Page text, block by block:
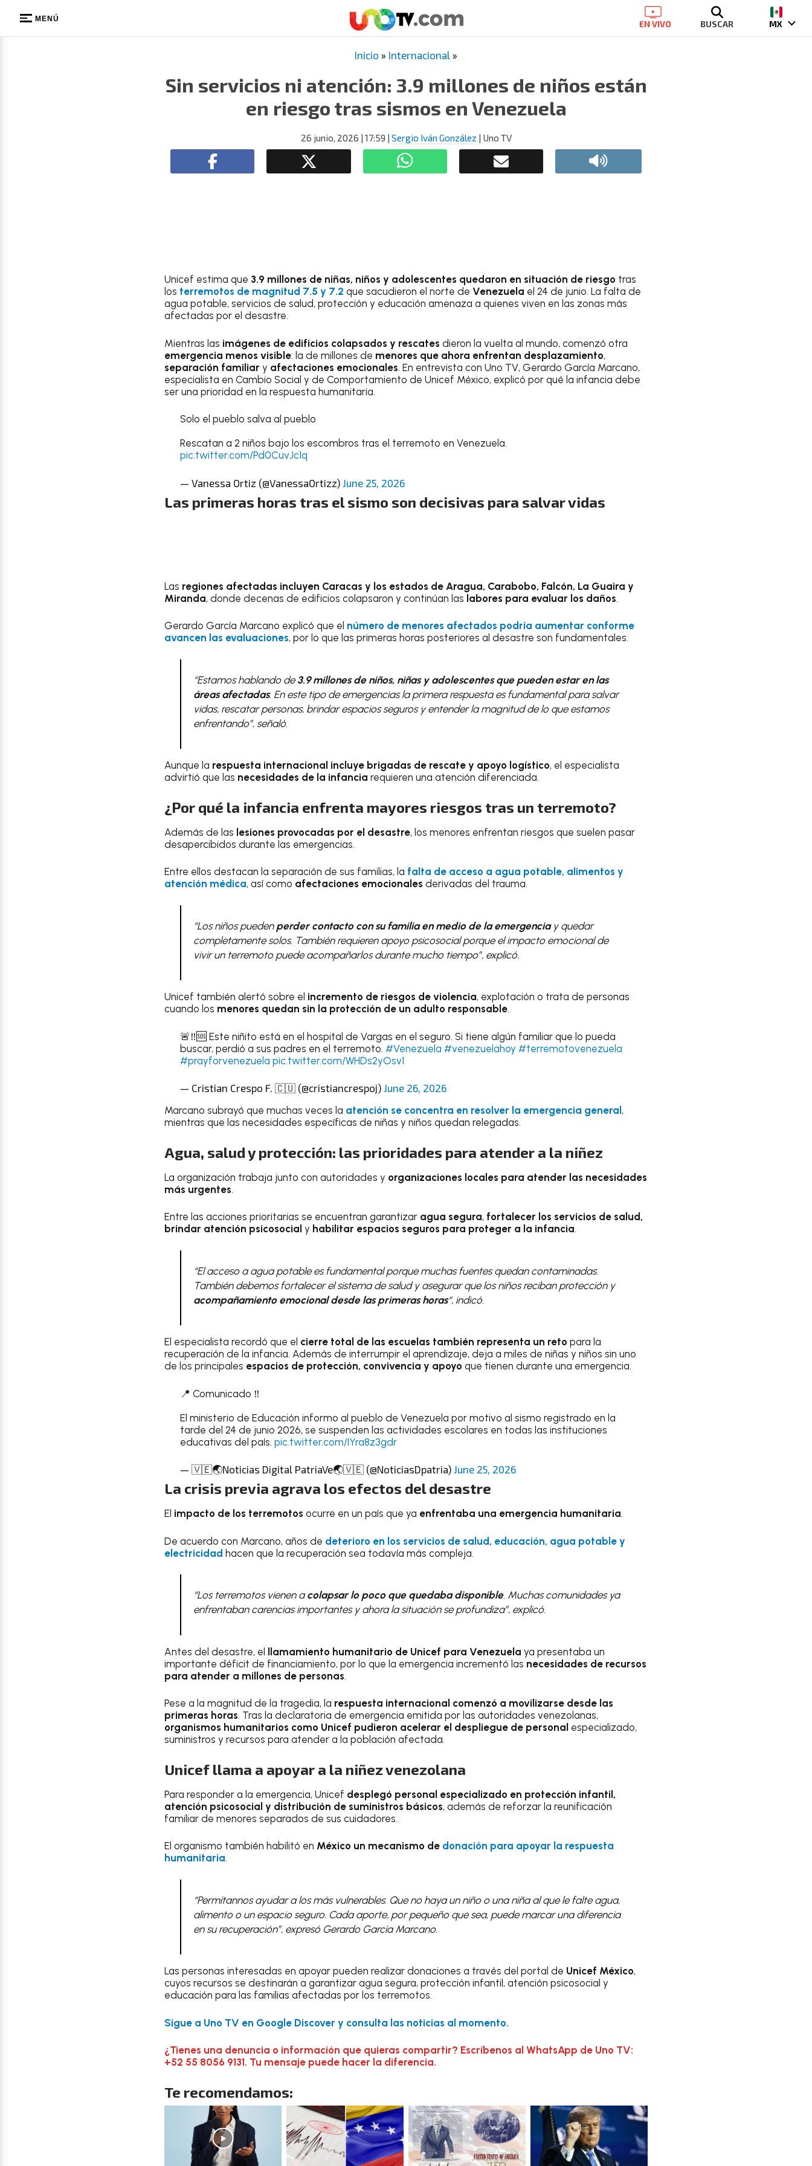
MENÚ EN VIVO BUSCAR MX
Inicio » Internacional »
Sin servicios ni atención: 3.9 millones de niños están
en riesgo tras sismos en Venezuela
26 junio, 2026 | 17:59 | Sergio Iván González | Uno TV
Unicef estima que 3.9 millones de niñas, niños y adolescentes quedaron en situación de riesgo tras
los terremotos de magnitud 7.5 y 7.2 que sacudieron el norte de Venezuela el 24 de junio. La falta de
agua potable, servicios de salud, protección y educación amenaza a quienes viven en las zonas más
afectadas por el desastre.
Mientras las imágenes de edificios colapsados y rescates dieron la vuelta al mundo, comenzó otra
emergencia menos visible: la de millones de menores que ahora enfrentan desplazamiento,
separación familiar y afectaciones emocionales. En entrevista con Uno TV, Gerardo García Marcano,
especialista en Cambio Social y de Comportamiento de Unicef México, explicó por qué la infancia debe
ser una prioridad en la respuesta humanitaria.
Solo el pueblo salva al pueblo
Rescatan a 2 niños bajo los escombros tras el terremoto en Venezuela.
pic.twitter.com/Pd0CuvJc1q
— Vanessa Ortiz (@VanessaOrtizz) June 25, 2026
Las primeras horas tras el sismo son decisivas para salvar vidas
Las regiones afectadas incluyen Caracas y los estados de Aragua, Carabobo, Falcón, La Guaira y
Miranda, donde decenas de edificios colapsaron y continúan las labores para evaluar los daños.
Gerardo García Marcano explicó que el número de menores afectados podría aumentar conforme
avancen las evaluaciones, por lo que las primeras horas posteriores al desastre son fundamentales.
“Estamos hablando de3.9 millones de niños, niñas y adolescentes que pueden estar en las
áreas afectadas. En este tipo de emergencias la primera respuesta es fundamental para salvar
vidas, rescatar personas, brindar espacios seguros y entender la magnitud de lo que estamos
enfrentando”, señaló.
Aunque la respuesta internacional incluye brigadas de rescate y apoyo logístico, el especialista
advirtió que las necesidades de la infancia requieren una atención diferenciada.
¿Por qué la infancia enfrenta mayores riesgos tras un terremoto?
Además de las lesiones provocadas por el desastre, los menores enfrentan riesgos que suelen pasar
desapercibidos durante las emergencias.
Entre ellos destacan la separación de sus familias, la falta de acceso a agua potable, alimentos y
atención médica, así como afectaciones emocionales derivadas del trauma.
“Los niños pueden perder contacto con su familia en medio de la emergenciay quedar
completamente solos. También requieren apoyo psicosocial porque el impacto emocional de
vivir un terremoto puede acompañarlos durante mucho tiempo”, explicó.
Unicef también alertó sobre el incremento de riesgos de violencia, explotación o trata de personas
cuando los menores quedan sin la protección de un adulto responsable.
🚨‼️🆘 Este niñito está en el hospital de Vargas en el seguro. Si tiene algún familiar que lo pueda
buscar, perdió a sus padres en el terremoto. #Venezuela #venezuelahoy #terremotovenezuela
#prayforvenezuela pic.twitter.com/WHDs2yOsv1
— Cristian Crespo F. 🇨🇺 (@cristiancrespoj) June 26, 2026
Marcano subrayó que muchas veces la atención se concentra en resolver la emergencia general ,
mientras que las necesidades específicas de niñas y niños quedan relegadas.
Agua, salud y protección: las prioridades para atender a la niñez
La organización trabaja junto con autoridades y organizaciones locales para atender las necesidades
más urgentes.
Entre las acciones prioritarias se encuentran garantizar agua segura, fortalecer los servicios de salud,
brindar atención psicosocial y habilitar espacios seguros para proteger a la infancia.
“El acceso a agua potable es fundamental porque muchas fuentes quedan contaminadas.
También debemos fortalecer el sistema de salud y asegurar que los niños reciban protección y
acompañamiento emocional desde las primeras horas“, indicó.
El especialista recordó que el cierre total de las escuelas también representa un reto para la
recuperación de la infancia. Además de interrumpir el aprendizaje, deja a miles de niñas y niños sin uno
de los principales espacios de protección, convivencia y apoyo que tienen durante una emergencia.
📍 Comunicado ‼️
El ministerio de Educación informo al pueblo de Venezuela por motivo al sismo registrado en la
tarde del 24 de junio 2026, se suspenden las actividades escolares en todas las instituciones
educativas del país. pic.twitter.com/IYra8z3gdr
— 🇻🇪🌏Noticias Digital PatriaVe🌏🇻🇪 (@NoticiasDpatria) June 25, 2026
La crisis previa agrava los efectos del desastre
El impacto de los terremotos ocurre en un país que ya enfrentaba una emergencia humanitaria.
De acuerdo con Marcano, años de deterioro en los servicios de salud, educación, agua potable y
electricidad hacen que la recuperación sea todavía más compleja.
“Los terremotos vienen acolapsar lo poco que quedaba disponible. Muchas comunidades ya
enfrentaban carencias importantes y ahora la situación se profundiza”, explicó.
Antes del desastre, el llamamiento humanitario de Unicef para Venezuela ya presentaba un
importante déficit de financiamiento, por lo que la emergencia incrementó las necesidades de recursos
para atender a millones de personas.
Pese a la magnitud de la tragedia, la respuesta internacional comenzó a movilizarse desde las
primeras horas. Tras la declaratoria de emergencia emitida por las autoridades venezolanas,
organismos humanitarios como Unicef pudieron acelerar el despliegue de personal especializado,
suministros y recursos para atender a la población afectada.
Unicef llama a apoyar a la niñez venezolana
Para responder a la emergencia, Unicef desplegó personal especializado en protección infantil,
atención psicosocial y distribución de suministros básicos, además de reforzar la reunificación
familiar de menores separados de sus cuidadores.
El organismo también habilitó en México un mecanismo de donación para apoyar la respuesta
humanitaria.
“Permítannos ayudar a los más vulnerables. Que no haya un niño o una niña al que le falte agua,
alimento o un espacio seguro. Cada aporte, por pequeño que sea, puede marcar una diferencia
en su recuperación”, expresó Gerardo García Marcano.
Las personas interesadas en apoyar pueden realizar donaciones a través del portal de Unicef México,
cuyos recursos se destinarán a garantizar agua segura, protección infantil, atención psicosocial y
educación para las familias afectadas por los terremotos.
Sigue a Uno TV en Google Discover y consulta las noticias al momento.
¿Tienes una denuncia o información que quieras compartir? Escríbenos al WhatsApp de Uno TV:
+52 55 8056 9131. Tu mensaje puede hacer la diferencia.
Te recomendamos: